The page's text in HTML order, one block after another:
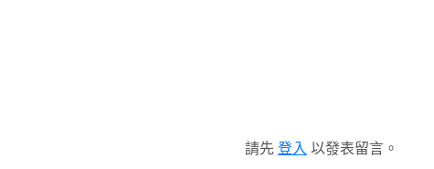
請先 登入 以發表留言。